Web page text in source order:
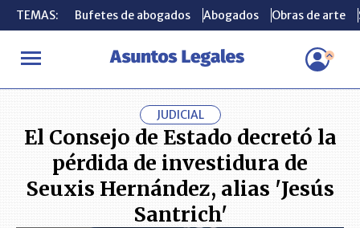
TEMAS: Bufetes de abogados Abogados Obras de arte
INICIO ACTUALIDAD El Consejo de Estado decretó la pérdida
TEMAS: Bufetes de abogados Abogados Obras de arte
JUDICIAL
El Consejo de Estado decretó la
pérdida de investidura de
Seuxis Hernández, alias 'Jesús
Santrich'